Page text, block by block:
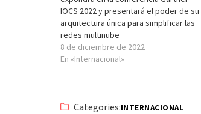
IOCS 2022 y presentará el poder de su
arquitectura única para simplificar las
redes multinube
8 de diciembre de 2022
En «Internacional»
Categories:INTERNACIONAL